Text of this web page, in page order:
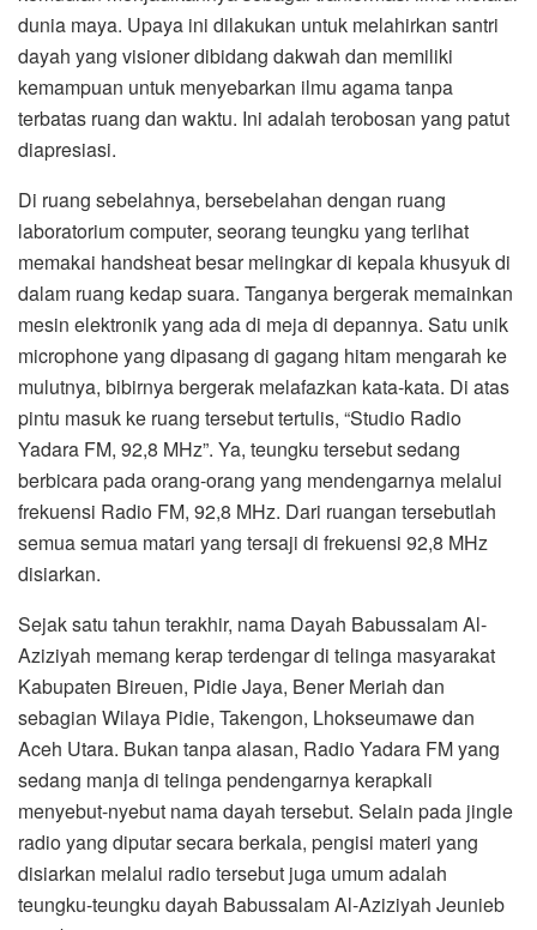
dunia maya. Upaya ini dilakukan untuk melahirkan santri
dayah yang visioner dibidang dakwah dan memiliki
kemampuan untuk menyebarkan ilmu agama tanpa
terbatas ruang dan waktu. Ini adalah terobosan yang patut
diapresiasi.
Di ruang sebelahnya, bersebelahan dengan ruang
laboratorium computer, seorang teungku yang terlihat
memakai handsheat besar melingkar di kepala khusyuk di
dalam ruang kedap suara. Tanganya bergerak memainkan
mesin elektronik yang ada di meja di depannya. Satu unik
microphone yang dipasang di gagang hitam mengarah ke
mulutnya, bibirnya bergerak melafazkan kata-kata. Di atas
pintu masuk ke ruang tersebut tertulis, “Studio Radio
Yadara FM, 92,8 MHz”. Ya, teungku tersebut sedang
berbicara pada orang-orang yang mendengarnya melalui
frekuensi Radio FM, 92,8 MHz. Dari ruangan tersebutlah
semua semua matari yang tersaji di frekuensi 92,8 MHz
disiarkan.
Sejak satu tahun terakhir, nama Dayah Babussalam Al-
Aziziyah memang kerap terdengar di telinga masyarakat
Kabupaten Bireuen, Pidie Jaya, Bener Meriah dan
sebagian Wilaya Pidie, Takengon, Lhokseumawe dan
Aceh Utara. Bukan tanpa alasan, Radio Yadara FM yang
sedang manja di telinga pendengarnya kerapkali
menyebut-nyebut nama dayah tersebut. Selain pada jingle
radio yang diputar secara berkala, pengisi materi yang
disiarkan melalui radio tersebut juga umum adalah
teungku-teungku dayah Babussalam Al-Aziziyah Jeunieb